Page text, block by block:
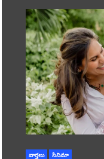
వార్తలు సినిమా